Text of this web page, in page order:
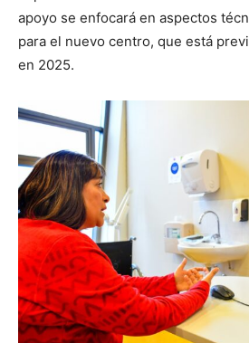
apoyo se enfocará en aspectos
para el nuevo centro, que está
en 2025.